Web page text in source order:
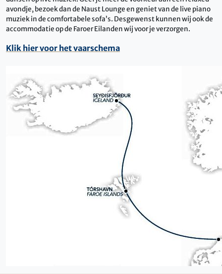
avondje, bezoek dan de Naust Lounge en geniet van de live piano
muziek in de comfortabele sofa’s. Desgewenst kunnen wij ook de
accommodatie op de Faroer Eilanden wij voor je verzorgen.
Klik hier voor het vaarschema